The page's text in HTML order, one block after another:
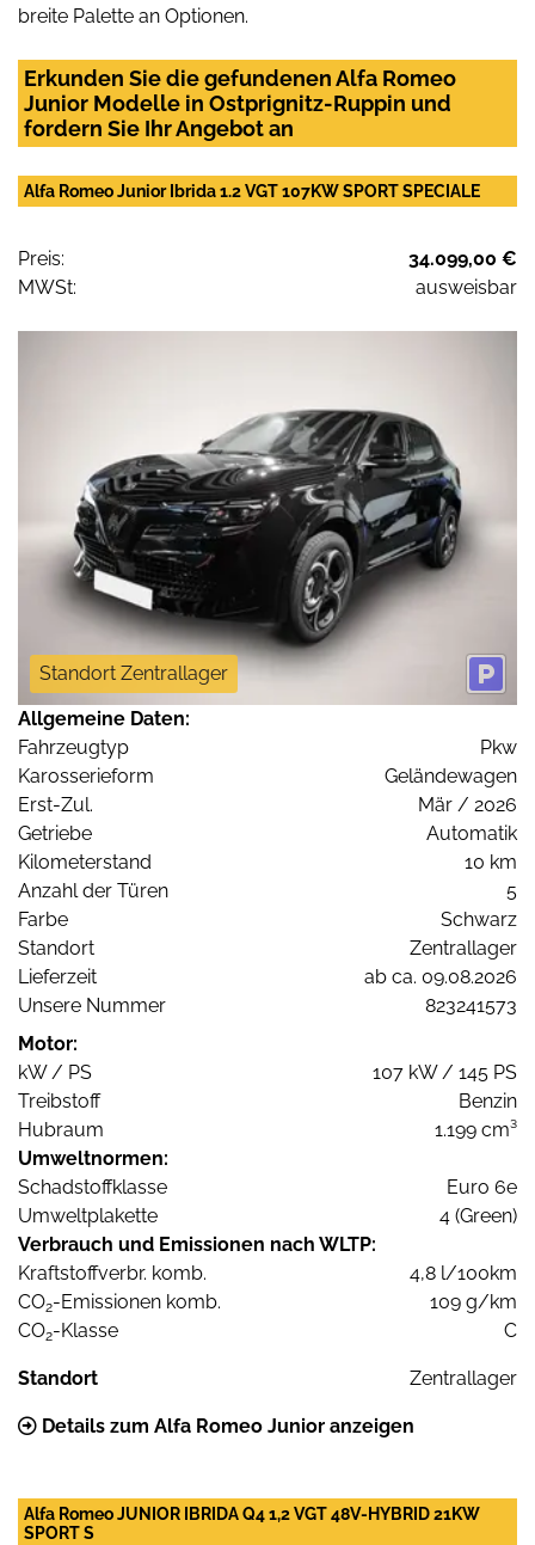
breite Palette an Optionen.
Erkunden Sie die gefundenen Alfa Romeo
Junior Modelle in Ostprignitz-Ruppin und
fordern Sie Ihr Angebot an
Alfa Romeo Junior Ibrida 1.2 VGT 107KW SPORT SPECIALE
Preis:
34.099,00 €
MWSt:
ausweisbar
Standort Zentrallager
Allgemeine Daten:
Fahrzeugtyp
Pkw
Karosserieform
Geländewagen
Erst-Zul.
Mär / 2026
Getriebe
Automatik
Kilometerstand
10 km
Anzahl der Türen
5
Farbe
Schwarz
Standort
Zentrallager
Lieferzeit
ab ca. 09.08.2026
Unsere Nummer
823241573
Motor:
kW / PS
107 kW / 145 PS
Treibstoff
Benzin
Hubraum
1.199 cm³
Umweltnormen:
Schadstoffklasse
Euro 6e
Umweltplakette
4 (Green)
Verbrauch und Emissionen nach WLTP:
Kraftstoffverbr. komb.
4,8 l/100km
CO2-Emissionen komb.
109 g/km
CO2-Klasse C
Standort Zentrallager
Details zum Alfa Romeo Junior anzeigen
Alfa Romeo JUNIOR IBRIDA Q4 1,2 VGT 48V-HYBRID 21KW
SPORT S